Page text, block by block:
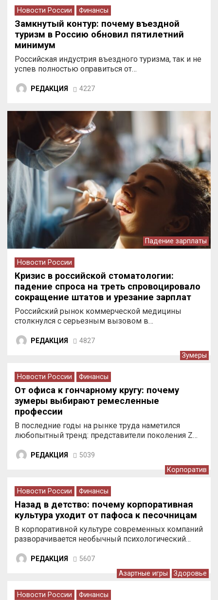
Новости России Финансы
Замкнутый контур: почему въездной
туризм в Россию обновил пятилетний
минимум
Российская индустрия въездного туризма, так и не
успев полностью оправиться от…
РЕДАКЦИЯ 4227
Падение зарплаты
Новости России
Кризис в российской стоматологии:
падение спроса на треть спровоцировало
сокращение штатов и урезание зарплат
врачей
Российский рынок коммерческой медицины
столкнулся с серьезным вызовом в…
РЕДАКЦИЯ 4827
Зумеры
Новости России Финансы
От офиса к гончарному кругу: почему
зумеры выбирают ремесленные
профессии
В последние годы на рынке труда наметился
любопытный тренд: представители поколения Z…
РЕДАКЦИЯ 5039
Корпоратив
Новости России Финансы
Назад в детство: почему корпоративная
культура уходит от пафоса к песочницам
В корпоративной культуре современных компаний
разворачивается необычный психологический…
РЕДАКЦИЯ 5607
Азартные игры Здоровье
Новости России Финансы